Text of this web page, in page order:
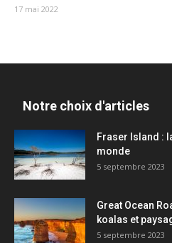
17 mai 2022
Notre choix d'articles
Fraser Island :
monde
5 septembre 2023
Great Ocean
koalas et
5 septembre 2023